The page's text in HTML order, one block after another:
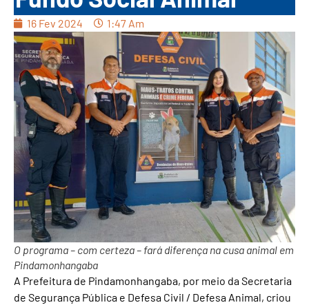
16 Fev 2024 1:47 Am
O programa – com certeza – fará diferença na cusa animal em
Pindamonhangaba
A Prefeitura de Pindamonhangaba, por meio da Secretaria
de Segurança Pública e Defesa Civil / Defesa Animal, criou